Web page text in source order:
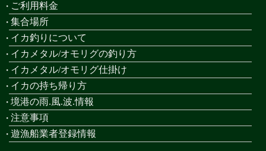
ご利用料金
集合場所
イカ釣りについて
イカメタル/オモリグの釣り方
イカメタル/オモリグ仕掛け
イカの持ち帰り方
境港の雨.風.波.情報
注意事項
遊漁船業者登録情報